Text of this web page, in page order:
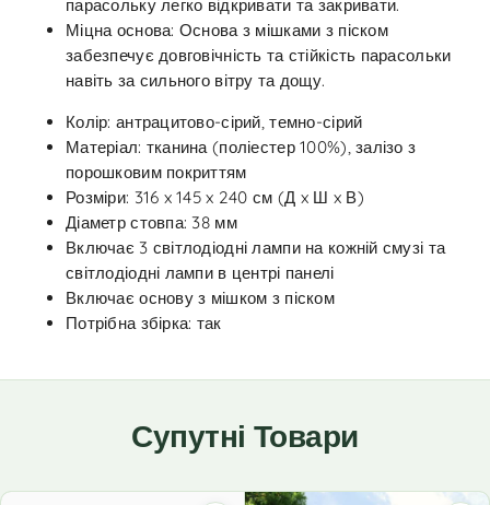
парасольку легко відкривати та закривати.
Міцна основа: Основа з мішками з піском
забезпечує довговічність та стійкість парасольки
навіть за сильного вітру та дощу.
Колір: антрацитово-сірий, темно-сірий
Матеріал: тканина (поліестер 100%), залізо з
порошковим покриттям
Розміри: 316 x 145 x 240 см (Д x Ш x В)
Діаметр стовпа: 38 мм
Включає 3 світлодіодні лампи на кожній смузі та
світлодіодні лампи в центрі панелі
Включає основу з мішком з піском
Потрібна збірка: так
Супутні Товари